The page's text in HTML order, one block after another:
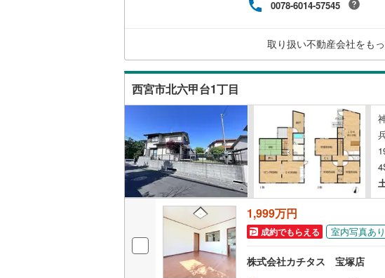
0078-6014-57545
取り扱い不動産会社をも
西宮市北六甲台1丁目
1,999万円
成約でもらえる 室内写真あり
株式会社カチタス 宝塚店